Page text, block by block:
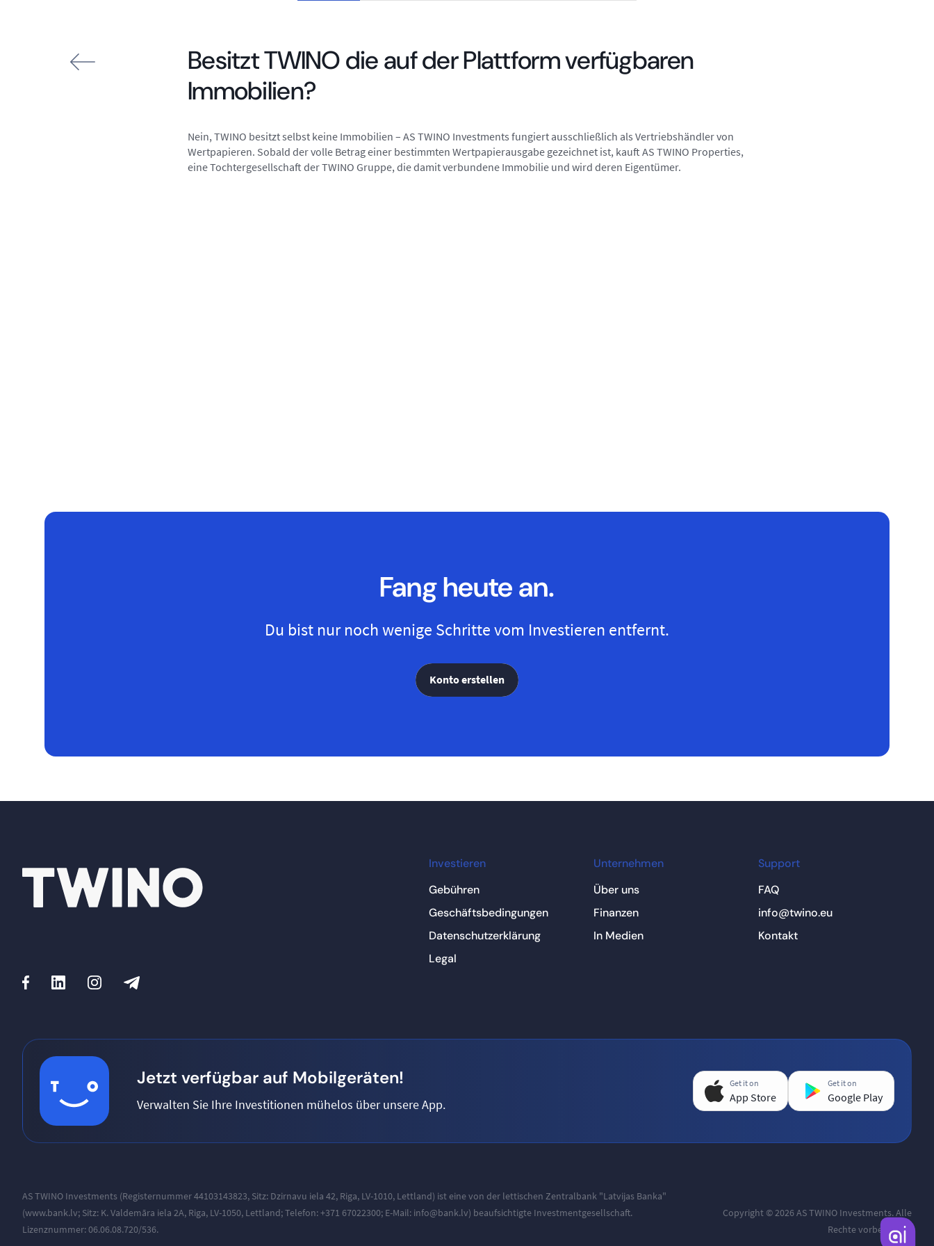
Besitzt TWINO die auf der Plattform verfügbaren
Immobilien?
Nein, TWINO besitzt selbst keine Immobilien – AS TWINO Investments fungiert ausschließlich als Vertriebshändler von
Wertpapieren. Sobald der volle Betrag einer bestimmten Wertpapierausgabe gezeichnet ist, kauft AS TWINO Properties,
eine Tochtergesellschaft der TWINO Gruppe, die damit verbundene Immobilie und wird deren Eigentümer.
Fang heute an.
Du bist nur noch wenige Schritte vom Investieren entfernt.
Konto erstellen
Investieren
Gebühren
Geschäftsbedingungen
Datenschutzerklärung
Legal
Unternehmen
Über uns
Finanzen
In Medien
Support
FAQ
info@twino.eu
Kontakt
Jetzt verfügbar auf Mobilgeräten!
Verwalten Sie Ihre Investitionen mühelos über unsere App.
Get it on
App Store
Get it on
Google Play
AS TWINO Investments (Registernummer 44103143823, Sitz: Dzirnavu iela 42, Riga, LV-1010, Lettland) ist eine von der lettischen Zentralbank "Latvijas Banka"
(www.bank.lv; Sitz: K. Valdemāra iela 2A, Riga, LV-1050, Lettland; Telefon:+371 67022300; E-Mail: info@bank.lv) beaufsichtigte Investmentgesellschaft.
Lizenznummer: 06.06.08.720/536.
Copyright © 2026 AS TWINO Investments. Alle
Rechte vorbehalten.